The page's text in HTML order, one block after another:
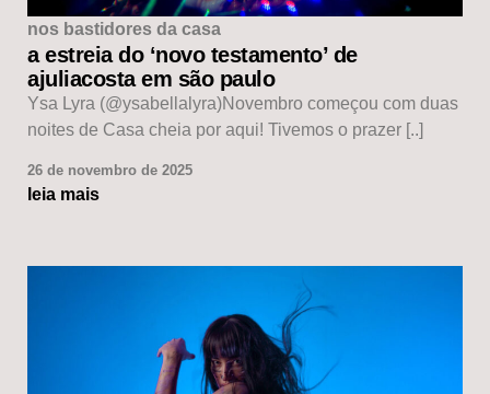
nos bastidores da casa
a estreia do ‘novo testamento’ de
ajuliacosta em são paulo
Ysa Lyra (@ysabellalyra)Novembro começou com duas
noites de Casa cheia por aqui! Tivemos o prazer [..]
26 de novembro de 2025
leia mais